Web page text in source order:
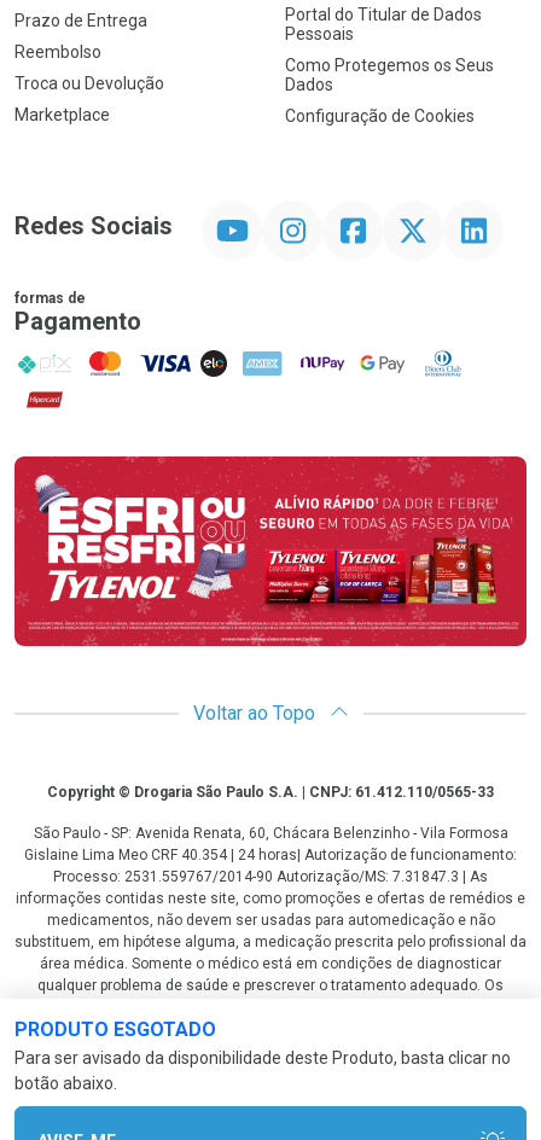
PRODUTO ESGOTADO
Para ser avisado da disponibilidade deste Produto, basta clicar no
botão abaixo.
Prazo de Entrega
Reembolso
Troca ou Devolução
Marketplace
Portal do Titular de Dados
Pessoais
Como Protegemos os Seus
Dados
Configuração de Cookies
Redes Sociais InstagramFacebook Linkedin
formas de
Pagamento
PIX MasterCard
VISA ELO AMEX NuPay Google PayDiners Club
Hipercard
Promoção em Destaque
Voltar ao Topo
CopyrightCopyright © Drogaria São Paulo S.A. | CNPJ: 61.412.110/0565-33
São Paulo - SP: Avenida Renata, 60, Chácara Belenzinho - Vila Formosa
Gislaine Lima Meo CRF 40.354 | 24 horas| Autorização de funcionamento:
Processo: 2531.559767/2014-90 Autorização/MS: 7.31847.3 | As
informações contidas neste site, como promoções e ofertas de remédios e
medicamentos, não devem ser usadas para automedicação e não
substituem, em hipótese alguma, a medicação prescrita pelo profissional da
área médica. Somente o médico está em condições de diagnosticar
qualquer problema de saúde e prescrever o tratamento adequado. Os
fotos contidas em nosso site são meramente ilustrativas. *Preços e
disponibilidade sujeitos a alterações no decorrer do dia. Antibióticos e
antimicrobianos vendas apenas em lojas físicas ou televendas. Portaria nº
344 - 01/02/1999 - Ministério da Saúde. Horário de funcionamento Central